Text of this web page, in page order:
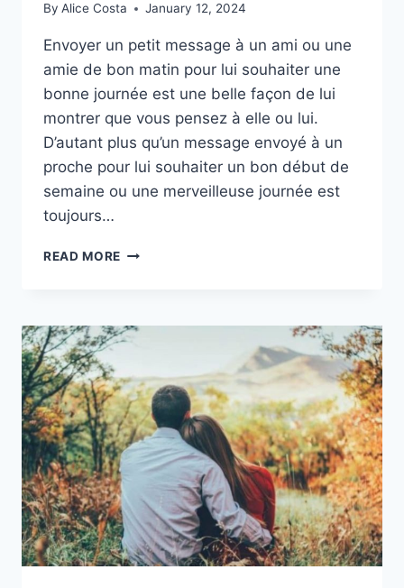
By Alice Costa January 12, 2024
Envoyer un petit message à un ami ou une
amie de bon matin pour lui souhaiter une
bonne journée est une belle façon de lui
montrer que vous pensez à elle ou lui.
D’autant plus qu’un message envoyé à un
proche pour lui souhaiter un bon début de
semaine ou une merveilleuse journée est
toujours…
READ MORE LES
POUR
SOUHAITER
BONNE
JOURNÉE
À
UN
PROCHE